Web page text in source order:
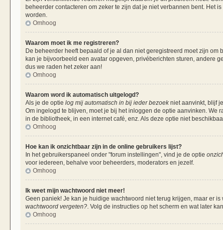
beheerder contacteren om zeker te zijn dat je niet verbannen bent. Het
worden.
Omhoog
Waarom moet ik me registreren?
De beheerder heeft bepaald of je al dan niet geregistreerd moet zijn
kan je bijvoorbeeld een avatar opgeven, privéberichten sturen, andere
dus we raden het zeker aan!
Omhoog
Waarom word ik automatisch uitgelogd?
Als je de optie log mij automatisch in bij ieder bezoekniet aanvinkt, blijf
Om ingelogd te blijven, moet je bij het inloggen de optie aanvinken. We
in de bibliotheek, in een internet café, enz. Als deze optie niet
Omhoog
Hoe kan ik onzichtbaar zijn in de online gebruikers lijst?
In het gebruikerspaneel onder "forum instellingen", vind je de optie
voor iedereen, behalve voor beheerders, moderators en jezelf.
Omhoog
Ik weet mijn wachtwoord niet meer!
Geen paniek! Je kan je huidige wachtwoord niet terug krijgen, maar er
wachtwoord vergeten? . Volg de instructies op het scherm en wat later
Omhoog